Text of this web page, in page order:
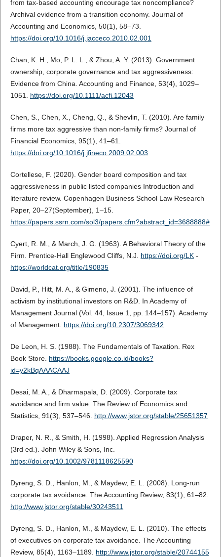
from tax-based accounting encourage tax noncompliance?
Archival evidence from a transition economy. Journal of
Accounting and Economics, 50(1), 58–73.
https://doi.org/10.1016/j.jacceco.2010.02.001
Chan, K. H., Mo, P. L. L., & Zhou, A. Y. (2013). Government
ownership, corporate governance and tax aggressiveness:
Evidence from China. Accounting and Finance, 53(4), 1029–
1051. https://doi.org/10.1111/acfi.12043
Chen, S., Chen, X., Cheng, Q., & Shevlin, T. (2010). Are family
firms more tax aggressive than non-family firms? Journal of
Financial Economics, 95(1), 41–61.
https://doi.org/10.1016/j.jfineco.2009.02.003
Cortellese, F. (2020). Gender board composition and tax
aggressiveness in public listed companies Introduction and
literature review. Copenhagen Business School Law Research
Paper, 20–27(September), 1–15.
https://papers.ssrn.com/sol3/papers.cfm?abstract_id=3688888#
Cyert, R. M., & March, J. G. (1963). A Behavioral Theory of the
Firm. Prentice-Hall Englewood Cliffs, N.J. https://doi.org/LK-
https://worldcat.org/title/190835
David, P., Hitt, M. A., & Gimeno, J. (2001). The influence of
activism by institutional investors on R&D. In Academy of
Management Journal (Vol. 44, Issue 1, pp. 144–157). Academy
of Management. https://doi.org/10.2307/3069342
De Leon, H. S. (1988). The Fundamentals of Taxation. Rex
Book Store. https://books.google.co.id/books?
id=y2kBqAAACAAJ
Desai, M. A., & Dharmapala, D. (2009). Corporate tax
avoidance and firm value. The Review of Economics and
Statistics, 91(3), 537–546. http://www.jstor.org/stable/25651357
Draper, N. R., & Smith, H. (1998). Applied Regression Analysis
(3rd ed.). John Wiley & Sons, Inc.
https://doi.org/10.1002/9781118625590
Dyreng, S. D., Hanlon, M., & Maydew, E. L. (2008). Long-run
corporate tax avoidance. The Accounting Review, 83(1), 61–82.
http://www.jstor.org/stable/30243511
Dyreng, S. D., Hanlon, M., & Maydew, E. L. (2010). The effects
of executives on corporate tax avoidance. The Accounting
Review, 85(4), 1163–1189. http://www.jstor.org/stable/20744155